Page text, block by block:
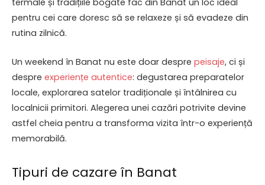
termale și tradițiile bogate fac din Banat un loc ideal
pentru cei care doresc să se relaxeze și să evadeze din
rutina zilnică.
Un weekend în Banat nu este doar despre peisaje, ci și
despre experiențe autentice: degustarea preparatelor
locale, explorarea satelor tradiționale și întâlnirea cu
localnicii primitori. Alegerea unei cazări potrivite devine
astfel cheia pentru a transforma vizita într-o experiență
memorabilă.
Tipuri de cazare în Banat